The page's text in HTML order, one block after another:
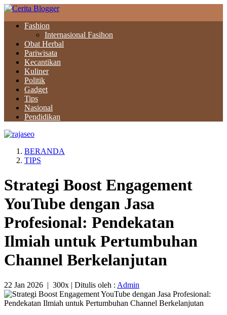
Fashion
Internasional Fasihon
Obat Herbal
Pariwisata
Kecantikan
Kuliner
Politik
Gadget
Tips
Nasional
Pendidikan
BERANDA
TIPS
Strategi Boost Engagement
YouTube dengan Jasa
Profesional: Pendekatan
Ilmiah untuk Pertumbuhan
Channel Berkelanjutan
22 Jan 2026 | 300x | Ditulis oleh : Admin